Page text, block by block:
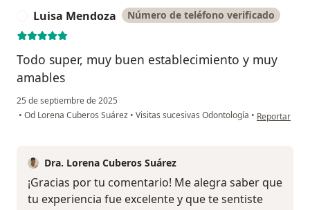
Luisa Mendoza Número de teléfono verificado
Todo super, muy buen establecimiento y muy
amables
25 de septiembre de 2025
• Od Lorena Cuberos Suárez • Visitas sucesivas Odontología • en opinión
Reportar
Dra. Lorena Cuberos Suárez
¡Gracias por tu comentario! Me alegra saber que
tu experiencia fue excelente y que te sentiste